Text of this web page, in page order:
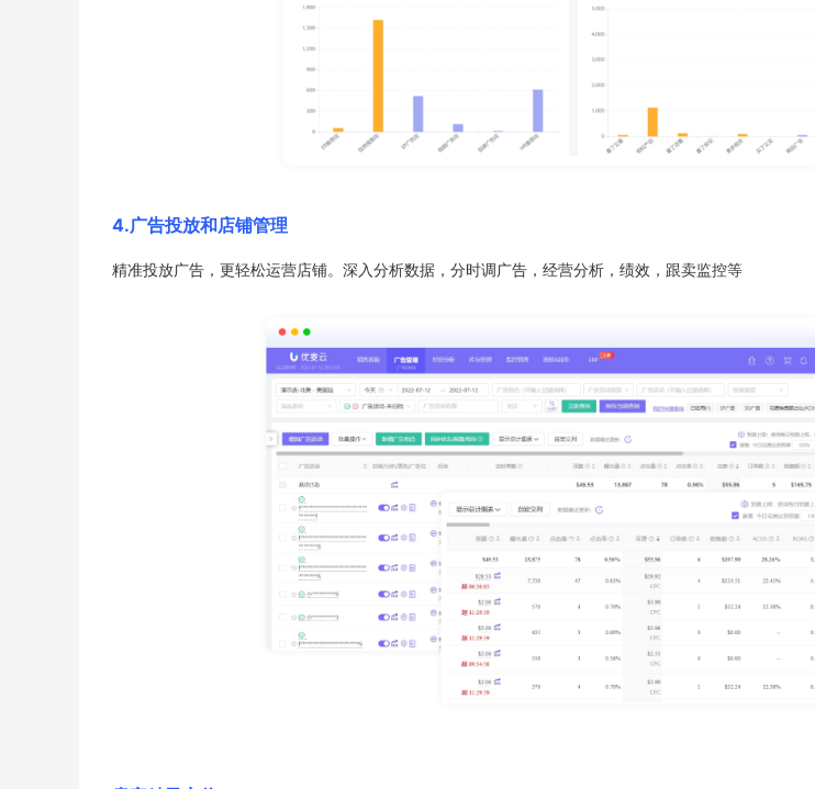
4.广告投放和店铺管理
精准投放广告，更轻松运营店铺。深入分析数据，分时调广告，经营分析，绩效，跟卖监控等